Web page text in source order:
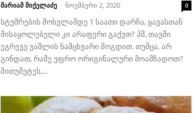
მარიამ მიქელაძე - ნოემბერი 2, 2020 0
სტუმრების მოსვლამდე 1 საათი დარჩა, ყავასთან
მისაყოლებელი კი არაფერი გაქვთ? ჰმ, თავში
ეგრევე ვაშლის ნამცხვარი მოგდით. თუმცა, არ
გინდათ, რამე უფრო ორიგინალური მოამზადოთ?
მითუმეტეს,...